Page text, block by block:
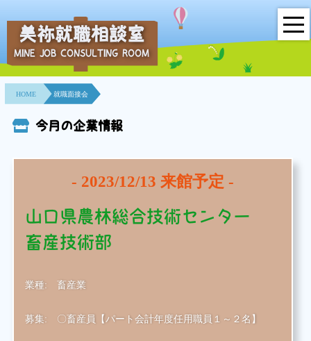
HOME
事業所紹介
就職面接会
地域連携事業
美祢就職相談室
MINE JOB CONSULTING ROOM
HOME 就職面接会
今月の企業情報
- 2023/12/13 来館予定 -
山口県農林総合技術センター
畜産技術部
業種: 畜産業
募集: 〇畜産員【パート会計年度任用職員１～２名】